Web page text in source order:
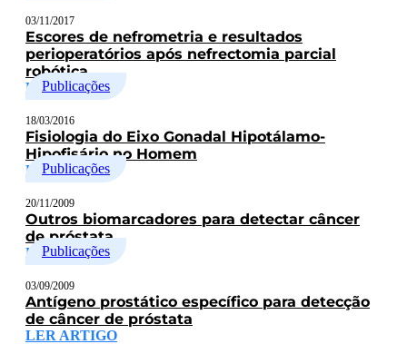
03/11/2017
Escores de nefrometria e resultados
perioperatórios após nefrectomia parcial
robótica
LER ARTIGO
Publicações
18/03/2016
Fisiologia do Eixo Gonadal Hipotálamo-
Hipofisário no Homem
LER ARTIGO
Publicações
20/11/2009
Outros biomarcadores para detectar câncer
de próstata
LER ARTIGO
Publicações
03/09/2009
Antígeno prostático específico para detecção
de câncer de próstata
LER ARTIGO